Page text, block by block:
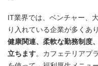
IT業界では、ベンチャー、
り入れている企業が多くあ
健康関連、柔軟な勤務制度
立ちます。カフェテリアプ